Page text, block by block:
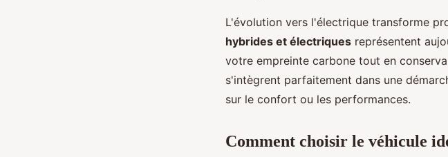
L'évolution vers l'électrique transforme
hybrides et électriques représentent
votre empreinte carbone tout en
s'intègrent parfaitement dans une
sur le confort ou les performances.
Comment choisir le véhicule